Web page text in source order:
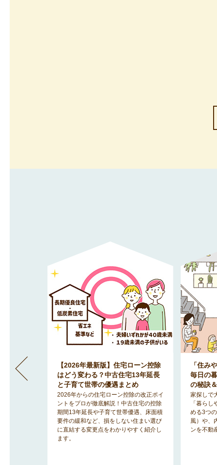
取りが
で明る
【2026年最新版】住宅ローン控除
はどう変わる？中古住宅13年延長
と子育て世帯の優遇まとめ
2026年からの住宅ローン控除の改正ポイ
ントをプロが徹底解説！中古住宅の控除
期間13年延長や子育て世帯優遇、床面積
要件の緩和など、損をしない住まい選び
に直結する変更点をわかりやすく紹介し
ます。
「住み
毎日の
の秘訣
家探しで
「暮ら
める3つ
風）や、
ンを不動